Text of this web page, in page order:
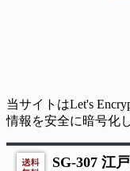
当サイトはLet's
情報を安全に暗号化
SG-307 江